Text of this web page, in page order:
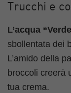
Trucchi e
L’acqua
sbollentata dei
L’amido della
broccoli creerà
tua crema.